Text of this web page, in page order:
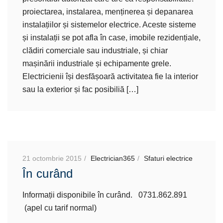
proiectarea, instalarea, menținerea și depanarea
instalațiilor și sistemelor electrice. Aceste sisteme
și instalații se pot afla în case, imobile rezidențiale,
clădiri comerciale sau industriale, și chiar
mașinării industriale și echipamente grele.
Electricienii își desfășoară activitatea fie la interior
sau la exterior și fac posibiliă […]
21 octombrie 2015 Electrician365 Sfaturi electrice
În curând
Informații disponibile în curând. 0731.862.891
(apel cu tarif normal)